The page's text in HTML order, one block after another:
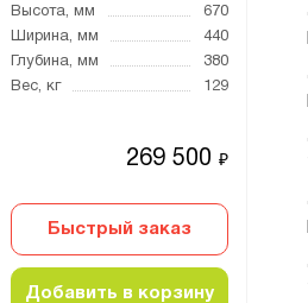
Высота, мм
670
Ширина, мм
440
Глубина, мм
380
Вес, кг
129
269 500 ₽
Быстрый заказ
Добавить в корзину